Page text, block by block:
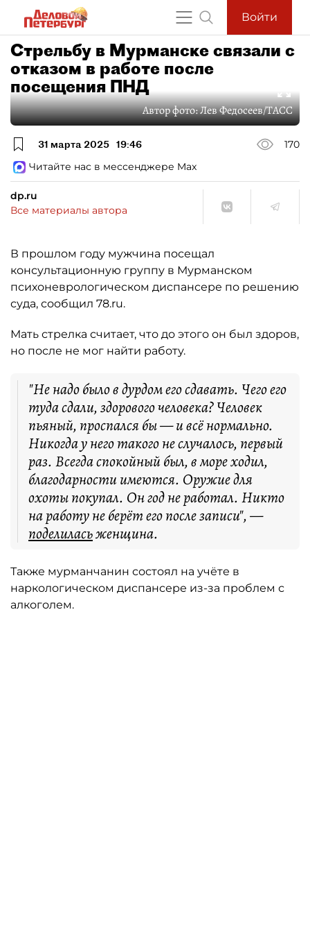
Войти
Стрельбу в Мурманске связали с
отказом в работе после
посещения ПНД
Автор фото:Лев Федосеев/ТАСС
31 марта 2025 19:46
170
Читайте нас в мессенджере Max
dp.ru
Все материалы автора
В прошлом году мужчина посещал
консультационную группу в Мурманском
психоневрологическом диспансере по решению
суда, сообщил 78.ru.
Мать стрелка считает, что до этого он был здоров,
но после не мог найти работу.
"Не надо было в дурдом его сдавать. Чего его
туда сдали, здорового человека? Человек
пьяный, проспался бы — и всё нормально.
Никогда у него такого не случалось, первый
раз. Всегда спокойный был, в море ходил,
благодарности имеются. Оружие для
охоты покупал. Он год не работал. Никто
на работу не берёт его после записи", —
поделиласьженщина.
Также мурманчанин состоял на учёте в
наркологическом диспансере из-за проблем с
алкоголем.